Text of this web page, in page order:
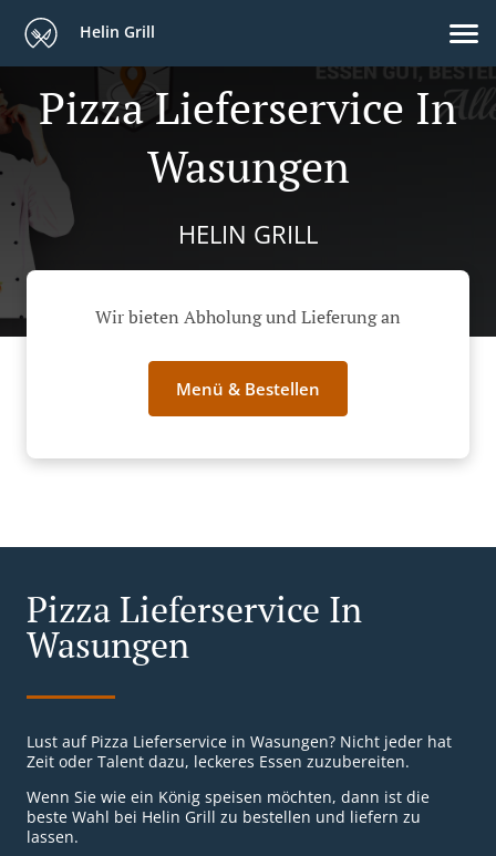
Helin Grill
Pizza Lieferservice In
Wasungen
HELIN GRILL
Wir bieten Abholung und Lieferung an
Menü & Bestellen
Pizza Lieferservice In
Wasungen
Lust auf Pizza Lieferservice in Wasungen? Nicht jeder hat
Zeit oder Talent dazu, leckeres Essen zuzubereiten.
Wenn Sie wie ein König speisen möchten, dann ist die
beste Wahl bei Helin Grill zu bestellen und liefern zu
lassen.